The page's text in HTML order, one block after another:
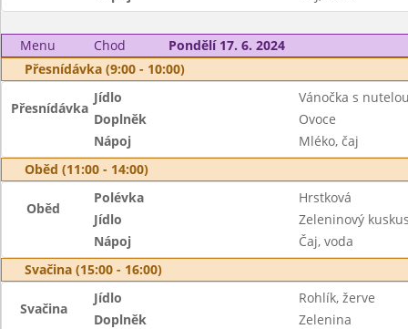
Menu Chod
Pondělí 17. 6. 2024
Přesnídávka (9:00 - 10:00)
Přesnídávka
Jídlo
Vánočka s
Doplněk
Ovoce
Nápoj
Mléko, čaj
Oběd (11:00 - 14:00)
Oběd
Polévka
Hrstková
Jídlo
Zeleninový
Nápoj
Čaj, voda
Svačina (15:00 - 16:00)
Svačina
Jídlo
Rohlík, žerve
Doplněk
Zelenina